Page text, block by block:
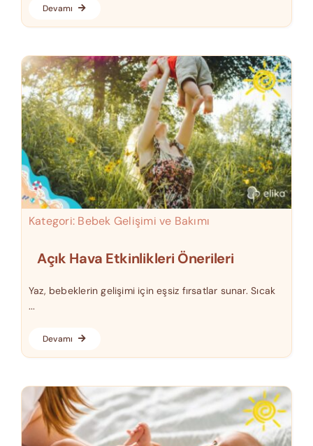
Devamı
Kategori: Bebek Gelişimi ve Bakımı
Açık Hava Etkinlikleri Önerileri
Yaz, bebeklerin gelişimi için eşsiz fırsatlar sunar. Sıcak
...
Devamı